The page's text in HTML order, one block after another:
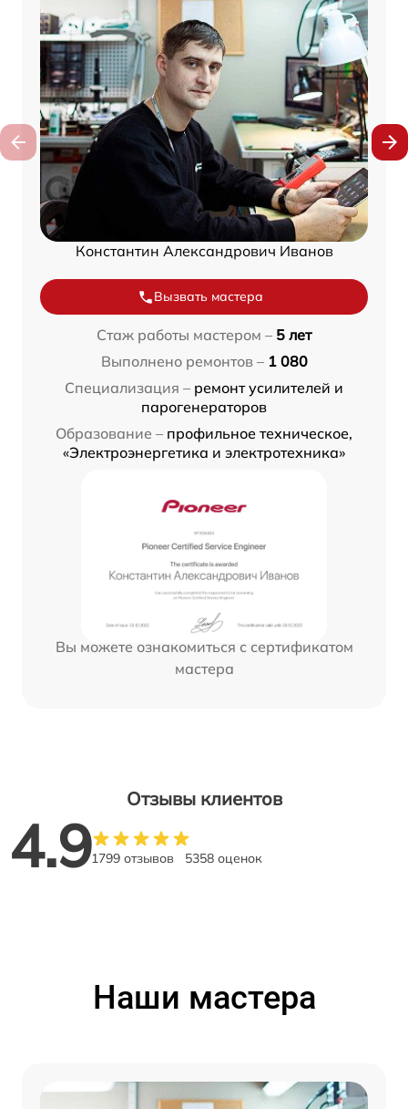
Константин Александрович Иванов
Вызвать мастера
Стаж работы мастером – 5 лет
Выполнено ремонтов – 1 080
Специализация – ремонт усилителей и
парогенераторов
Образование – профильное техническое,
«Электроэнергетика и электротехника»
Вы можете ознакомиться с сертификатом
мастера
Отзывы клиентов
4.91799 отзывов 5358 оценок
Наши мастера